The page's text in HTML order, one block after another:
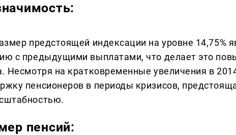
предстоящей индексации на уровне 14,75%
с предыдущими выплатами, что делает это
Несмотря на кратковременные увеличения в
пенсионеров в периоды кризисов,
пенсий: